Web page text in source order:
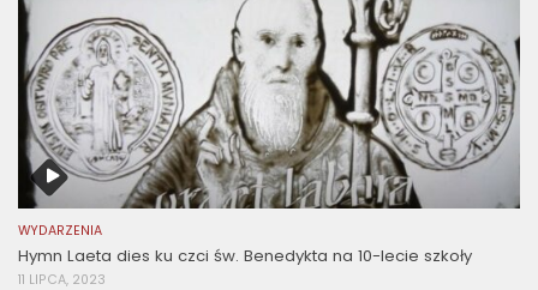
WYDARZENIA
Hymn Laeta dies ku czci św. Benedykta na 10-lecie szkoły
11 LIPCA, 2023